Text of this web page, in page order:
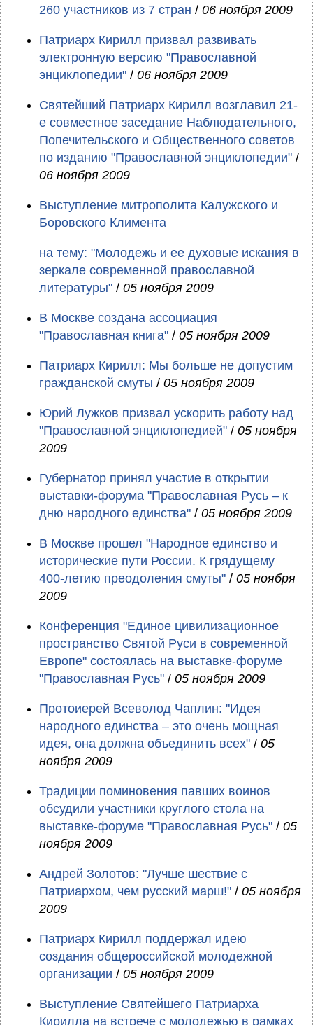
260 участников из 7 стран / 06 ноября 2009
Патриарх Кирилл призвал развивать
электронную версию "Православной
энциклопедии" / 06 ноября 2009
Святейший Патриарх Кирилл возглавил 21-
е совместное заседание Наблюдательного,
Попечительского и Общественного советов
по изданию "Православной энциклопедии" /
06 ноября 2009
Выступление митрополита Калужского и
Боровского Климента
на тему: "Молодежь и ее духовые искания в
зеркале современной православной
литературы" / 05 ноября 2009
В Москве создана ассоциация
"Православная книга" / 05 ноября 2009
Патриарх Кирилл: Мы больше не допустим
гражданской смуты / 05 ноября 2009
Юрий Лужков призвал ускорить работу над
"Православной энциклопедией" / 05 ноября
2009
Губернатор принял участие в открытии
выставки-форума "Православная Русь – к
дню народного единства" / 05 ноября 2009
В Москве прошел "Народное единство и
исторические пути России. К грядущему
400-летию преодоления смуты" / 05 ноября
2009
Конференция "Единое цивилизационное
пространство Святой Руси в современной
Европе" состоялась на выставке-форуме
"Православная Русь" / 05 ноября 2009
Протоиерей Всеволод Чаплин: "Идея
народного единства – это очень мощная
идея, она должна объединить всех" / 05
ноября 2009
Традиции поминовения павших воинов
обсудили участники круглого стола на
выставке-форуме "Православная Русь" / 05
ноября 2009
Андрей Золотов: "Лучше шествие с
Патриархом, чем русский марш!" / 05 ноября
2009
Патриарх Кирилл поддержал идею
создания общероссийской молодежной
организации / 05 ноября 2009
Выступление Святейшего Патриарха
Кирилла на встрече с молодежью в рамках